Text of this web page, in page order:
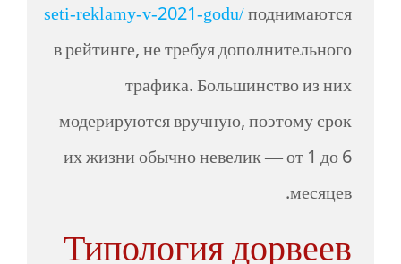
seti-reklamy-v-2021-godu/поднимаются
в рейтинге, не требуя дополнительного
трафика. Большинство из них
модерируются вручную, поэтому срок
их жизни обычно невелик — от 1 до 6
месяцев.